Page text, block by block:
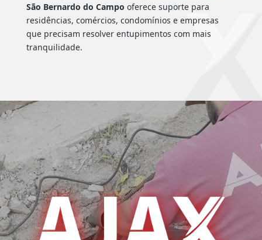
São Bernardo do Campo oferece suporte para
residências, comércios, condomínios e empresas
que precisam resolver entupimentos com mais
tranquilidade.